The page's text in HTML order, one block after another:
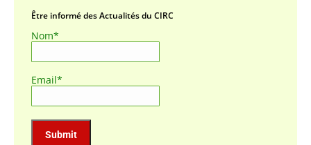
Être informé des Actualités du CIRC
Nom*
Email*